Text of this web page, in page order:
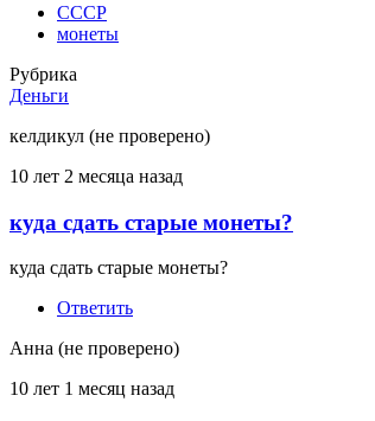
СССР
монеты
Рубрика
Деньги
келдикул (не проверено)
10 лет 2 месяца назад
куда сдать старые монеты?
куда сдать старые монеты?
Ответить
Анна (не проверено)
10 лет 1 месяц назад